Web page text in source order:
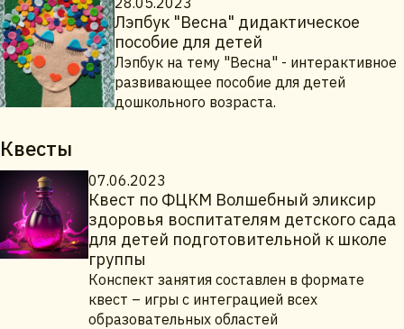
Лэпбук "Весна" дидактическое
пособие для детей
Лэпбук на тему "Весна" - интерактивное
развивающее пособие для детей
дошкольного возраста.
Квесты
07.06.2023
Квест по ФЦКМ Волшебный эликсир
здоровья воспитателям детского сада
для детей подготовительной к школе
группы
Конспект занятия составлен в формате
квест – игры с интеграцией всех
образовательных областей